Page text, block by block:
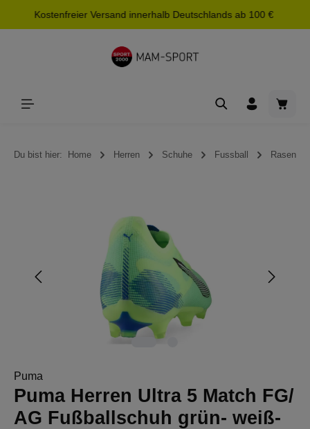
springen
Kostenfreier Versand innerhalb Deutschlands ab 100 €
Du bist hier: Home Herren Schuhe Fussball Rasen
Puma
Puma Herren Ultra 5 Match FG/
AG Fußballschuh grün- weiß-